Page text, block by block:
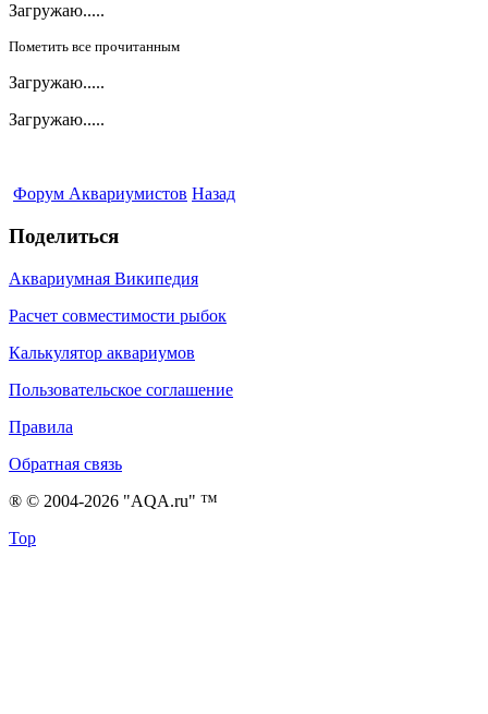
Загружаю.....
Пометить все прочитанным
Загружаю.....
Загружаю.....
Форум Аквариумистов Назад
Поделиться
Аквариумная Википедия
Расчет совместимости рыбок
Калькулятор аквариумов
Пользовательское соглашение
Правила
Обратная связь
® © 2004-2026 "AQA.ru" ™
Top